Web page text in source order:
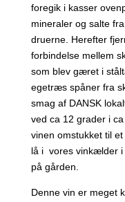
foregik i kasser
mineraler og salte
druerne. Herefter
forbindelse mellem
som blev gæret i
egetræs spåner fra
smag af DANSK
ved ca 12 grader i
vinen omstukket til
lå i vores vinkælder i
på gården.
Denne vin er meget